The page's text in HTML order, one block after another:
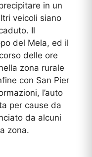
in un
veicoli siano
Il
del Mela, ed il
delle ore
zona rurale
con San Pier
l’auto
per cause da
da alcuni
zona.